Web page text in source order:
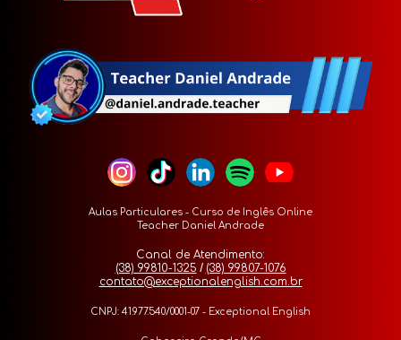
Aulas Particulares - Curso de Inglês Online
Teacher Daniel Andrade
Canal de Atendimento:
(38) 99810-1325 / (38) 99807-1076
contato@exceptionalenglish.com.br
CNPJ: 41.977.540/0001-07 - Exceptional English